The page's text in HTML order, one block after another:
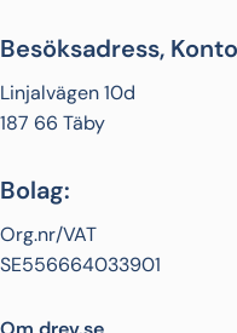
Besöksadress,
Linjalvägen 10d
187 66 Täby
Bolag:
Org.nr/VAT
SE556664033901